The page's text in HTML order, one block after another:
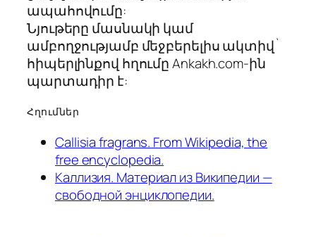
ապահովումը:
Նյութերը մասնակի կամ
ամբողջությամբ մեջբերելիս ակտիվ`
հիպերլինքով հղումը Ankakh.com-ին
պարտադիր է:
Հղումներ
Callisia fragrans. From Wikipedia, the
free encyclopedia.
Каллизия. Материал из Википедии —
свободной энциклопедии.